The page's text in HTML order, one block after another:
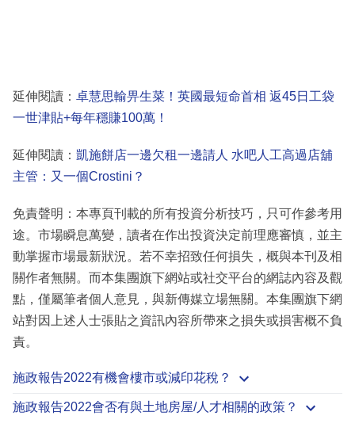
延伸閱讀： 卓慧思輸畀生菜！英國最短命首相 返45日工袋
一世津貼+每年穩賺100萬！
延伸閱讀： 凱施餅店一邊欠租一邊請人 水吧人工高過店舖
主管：又一個Crostini？
免責聲明：本專頁刊載的所有投資分析技巧，只可作參考用
途。市場瞬息萬變，讀者在作出投資決定前理應審慎，並主
動掌握市場最新狀況。若不幸招致任何損失，概與本刊及相
關作者無關。而本集團旗下網站或社交平台的網誌內容及觀
點，僅屬筆者個人意見，與新傳媒立場無關。本集團旗下網
站對因上述人士張貼之資訊內容所帶來之損失或損害概不負
責。
施政報告2022有機會樓市或減印花稅？
施政報告2022會否有與土地房屋/人才相關的政策？